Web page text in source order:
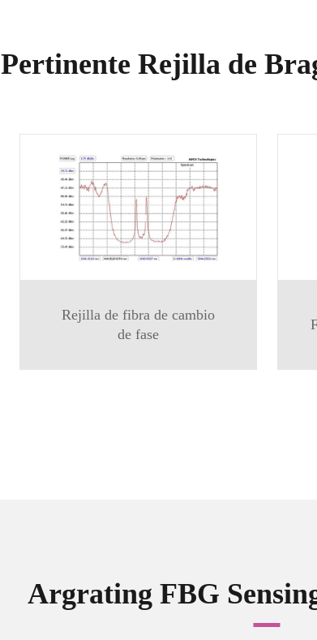
Pertinente Rejilla de
Rejilla de fibra de cambio
de fase
Argrating FBG